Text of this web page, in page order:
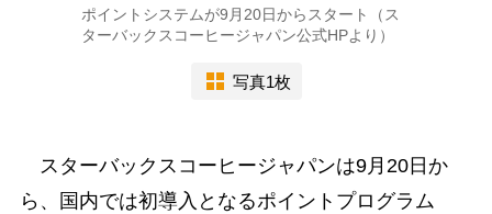
ポイントシステムが9月20日からスタート（ス
ターバックスコーヒージャパン公式HPより）
写真1枚
スターバックスコーヒージャパンは9月20日か
ら、国内では初導入となるポイントプログラム